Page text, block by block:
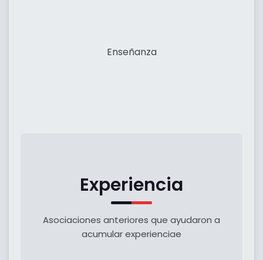
Enseñanza
Experiencia
Asociaciones anteriores que ayudaron a
acumular experienciae